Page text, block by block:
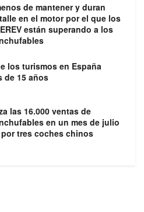
de mantener y duran
en el motor por el que los
están superando a los
los turismos en España
de 15 años
las 16.000 ventas de
en un mes de julio
tres coches chinos